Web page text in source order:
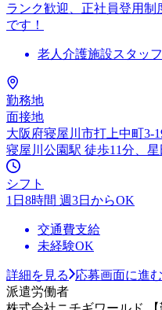
ランク歓迎、正社員登用
です！
老人介護施設スタッフ
勤務地
面接地
大阪府寝屋川市打上中町3-
寝屋川公園駅 徒歩11分、
シフト
1日8時間 週3日からOK
交通費支給
未経験OK
詳細を見る
応募画面に進む
派遣労働者